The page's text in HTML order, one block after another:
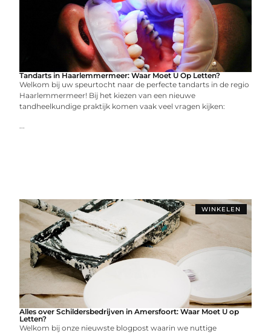
Tandarts in Haarlemmermeer: Waar Moet U Op Letten?
Welkom bij uw speurtocht naar de perfecte tandarts in de regio
Haarlemmermeer! Bij het kiezen van een nieuwe
tandheelkundige praktijk komen vaak veel vragen kijken:
...
WINKELEN
Alles over Schildersbedrijven in Amersfoort: Waar Moet U op
Letten?
Welkom bij onze nieuwste blogpost waarin we nuttige